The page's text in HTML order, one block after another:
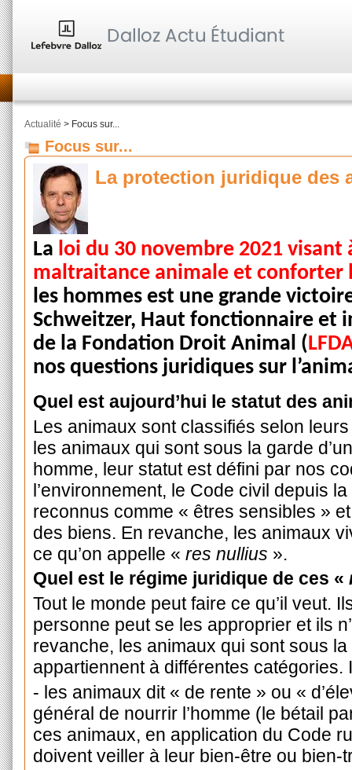
Actualité > Focus sur...
Focus sur...
La protection juridique des
La loi du 30 novembre 2021
maltraitance animale et conforter
les hommes est une grande
Schweitzer, Haut fonctionnaire et
de la Fondation Droit Animal (
nos questions juridiques sur
Quel est aujourd’hui le statut des
Les animaux sont classifiés selon
les animaux qui sont sous la garde
homme, leur statut est défini par nos
l’environnement, le Code civil depuis la
reconnus comme « êtres sensibles »
des biens. En revanche, les animaux
ce qu’on appelle « res nullius ».
Quel est le régime juridique de ces «
Tout le monde peut faire ce qu’il veut.
personne peut se les approprier et ils
revanche, les animaux qui sont sous
appartiennent à différentes catégories.
- les animaux dit « de rente » ou «
général de nourrir l’homme (le bétail
ces animaux, en application du Code
doivent veiller à leur bien-être ou bien-